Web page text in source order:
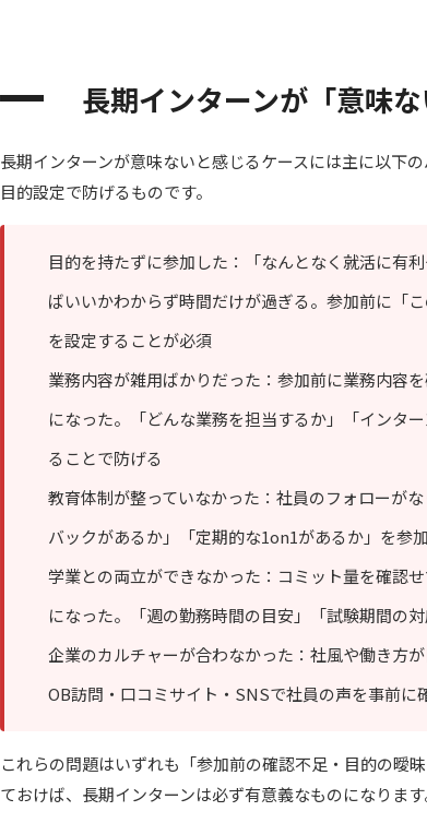
長期インターンが「意味
長期インターンが意味ないと感じるケースには主に以下
目的設定で防げるものです。
目的を持たずに参加した：「なんとなく就活に有
ばいいかわからず時間だけが過ぎる。参加前に「
を設定することが必須
業務内容が雑用ばかりだった：参加前に業務内容
になった。「どんな業務を担当するか」「インタ
ることで防げる
教育体制が整っていなかった：社員のフォローが
バックがあるか」「定期的な1on1があるか」を参
学業との両立ができなかった：コミット量を確認
になった。「週の勤務時間の目安」「試験期間の
企業のカルチャーが合わなかった：社風や働き方
OB訪問・口コミサイト・SNSで社員の声を事前に
これらの問題はいずれも「参加前の確認不足・目的の曖
ておけば、長期インターンは必ず有意義なものになります